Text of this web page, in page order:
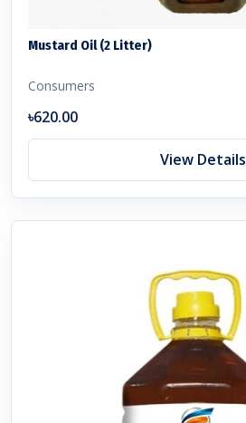
Mustard Oil (2 Litter)
Consumers
৳620.00
View Details